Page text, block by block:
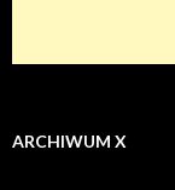
ARCHIWUM X